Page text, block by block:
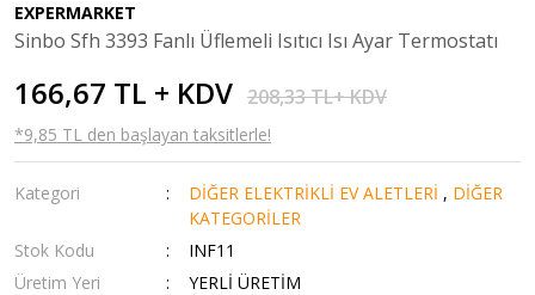
EXPERMARKET
Sinbo Sfh 3393 Fanlı Üflemeli Isıtıcı Isı Ayar Termostatı
166,67 TL + KDV 208,33 TL+ KDV
*9,85 TL den başlayan taksitlerle!
Kategori DİĞER ELEKTRİKLİ EV ALETLERİ , DİĞER
KATEGORİLER
Stok Kodu
INF11
Üretim Yeri
YERLİ ÜRETİM